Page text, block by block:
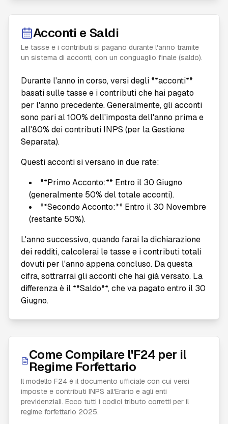
Acconti e Saldi
Le tasse e i contributi si pagano durante l'anno tramite
un sistema di acconti, con un conguaglio finale (saldo).
Durante l'anno in corso, versi degli **acconti**
basati sulle tasse e i contributi che hai pagato
per l'anno precedente. Generalmente, gli acconti
sono pari al 100% dell'imposta dell'anno prima e
all'80% dei contributi INPS (per la Gestione
Separata).
Questi acconti si versano in due rate:
**Primo Acconto:** Entro il 30 Giugno
(generalmente 50% del totale acconti).
**Secondo Acconto:** Entro il 30 Novembre
(restante 50%).
L'anno successivo, quando farai la dichiarazione
dei redditi, calcolerai le tasse e i contributi totali
dovuti per l'anno appena concluso. Da questa
cifra, sottrarrai gli acconti che hai già versato. La
differenza è il **Saldo**, che va pagato entro il 30
Giugno.
Come Compilare l'F24 per il
Regime Forfettario
Il modello F24 è il documento ufficiale con cui versi
imposte e contributi INPS all'Erario e agli enti
previdenziali. Ecco tutti i codici tributo corretti per il
regime forfettario 2025.